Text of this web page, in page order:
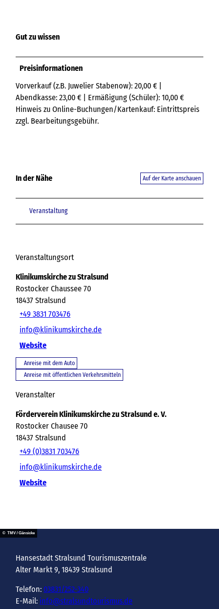
Gut zu wissen
Preisinformationen
Vorverkauf (z.B. Juwelier Stabenow): 20,00 € |
Abendkasse: 23,00 € | Ermäßigung (Schüler): 10,00 €
Hinweis zu Online-Buchungen/Kartenkauf: Eintrittspreis
zzgl. Bearbeitungsgebühr.
In der Nähe Auf der Karte anschauen
Veranstaltung
Veranstaltungsort
Klinikumskirche zu Stralsund
Rostocker Chaussee 70
18437 Stralsund
+49 3831 703476
info@klinikumskirche.de
Website
Anreise mit dem Auto
Anreise mit öffentlichen Verkehrsmitteln
Veranstalter
Förderverein Klinikumskirche zu Stralsund e. V.
Rostocker Chausee 70
18437 Stralsund
+49 (0)3831 703476
info@klinikumskirche.de
Website
© TMV / Gänsicke
Hansestadt Stralsund Tourismuszentrale
Alter Markt 9, 18439 Stralsund
Telefon: 03831/252-340
E-Mail: info@stralsundtourismus.de